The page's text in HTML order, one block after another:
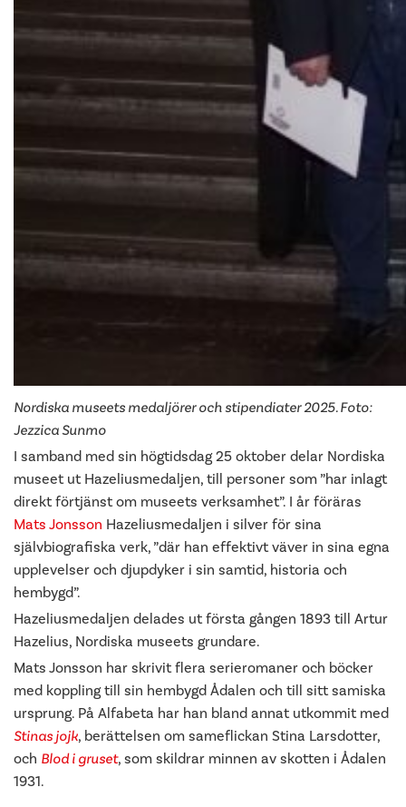
Nordiska museets medaljörer och stipendiater 2025. Foto:
Jezzica Sunmo
I samband med sin högtidsdag 25 oktober delar Nordiska
museet ut Hazeliusmedaljen, till personer som ”har inlagt
direkt förtjänst om museets verksamhet”. I år föräras
Mats Jonsson Hazeliusmedaljen i silver för sina
självbiografiska verk, ”där han effektivt väver in sina egna
upplevelser och djupdyker i sin samtid, historia och
hembygd”.
Hazeliusmedaljen delades ut första gången 1893 till Artur
Hazelius, Nordiska museets grundare.
Mats Jonsson har skrivit flera serieromaner och böcker
med koppling till sin hembygd Ådalen och till sitt samiska
ursprung. På Alfabeta har han bland annat utkommit med
Stinas jojk, berättelsen om sameflickan Stina Larsdotter,
och Blod i gruset, som skildrar minnen av skotten i Ådalen
1931.